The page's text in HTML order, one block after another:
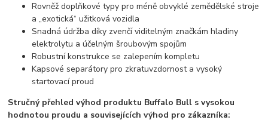
Rovněž doplňkové typy pro méně obvyklé zemědělské stroje
a „exotická“ užitková vozidla
Snadná údržba díky zvenčí viditelným značkám hladiny
elektrolytu a účelným šroubovým spojům
Robustní konstrukce se zalepením kompletu
Kapsové separátory pro zkratuvzdornost a vysoký
startovací proud
Stručný přehled výhod produktu Buffalo Bull s vysokou
hodnotou proudu a souvisejících výhod pro zákazníka: